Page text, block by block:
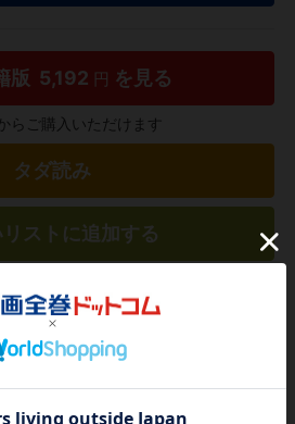
版 5,192 円 を見る
らご購入いただけます
タダ読み
ストに追加する